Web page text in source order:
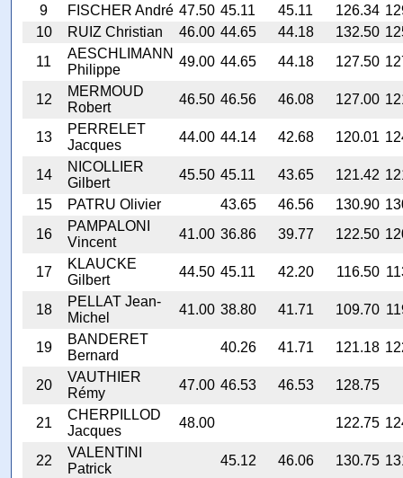
9
FISCHER André 47.50 45.11 45.11 126.34
10
RUIZ Christian 46.00 44.65 44.18 132.50
11
AESCHLIMANN
Philippe
49.00 44.65 44.18 127.50
12
MERMOUD
Robert
46.50 46.56 46.08 127.00
13
PERRELET
Jacques
44.00 44.14 42.68 120.01
14
NICOLLIER
Gilbert
45.50 45.11 43.65 121.42
15
PATRU Olivier 43.65 46.56 130.90
16
PAMPALONI
Vincent
41.00 36.86 39.77 122.50
17
KLAUCKE
Gilbert
44.50 45.11 42.20 116.50
18
PELLAT Jean-
Michel
41.00 38.80 41.71 109.70
19
BANDERET
Bernard
40.26 41.71 121.18
20
VAUTHIER
Rémy
47.00 46.53 46.53 128.75
21
CHERPILLOD
Jacques
48.00 122.75
22
VALENTINI
Patrick
45.12 46.06 130.75